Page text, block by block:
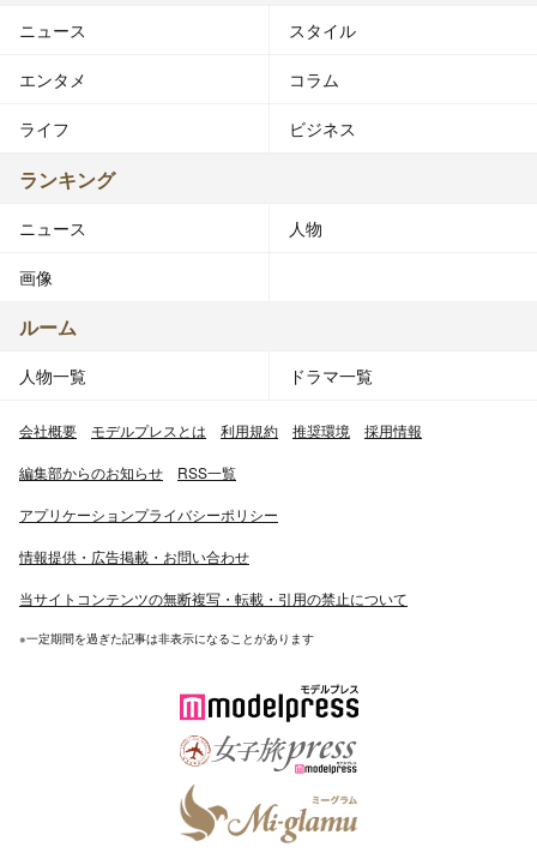
ニュース スタイル
エンタメ コラム
ライフ ビジネス
ランキング
ニュース 人物
画像
ルーム
人物一覧 ドラマ一覧
会社概要 モデルプレスとは 利用規約 推奨環境 採用情報
編集部からのお知らせ RSS一覧
アプリケーションプライバシーポリシー
情報提供・広告掲載・お問い合わせ
当サイトコンテンツの無断複写・転載・引用の禁止について
※一定期間を過ぎた記事は非表示になることがあります